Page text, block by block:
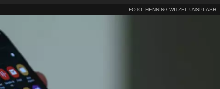
FOTO: HENNING WITZEL UNSPLASH